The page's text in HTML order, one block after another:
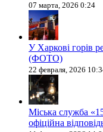
07 марта, 2026 0:24
У Харкові горів
(ФОТО)
22 февраля, 2026
Міська служба
офіційна